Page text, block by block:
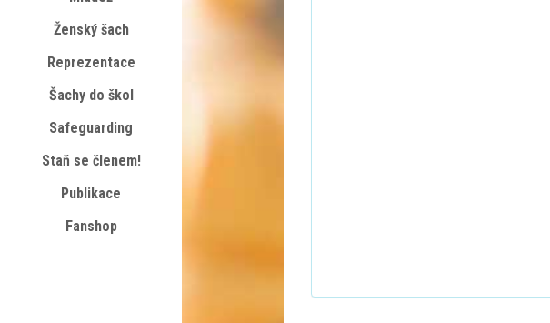
Ženský šach
Reprezentace
Šachy do škol
Safeguarding
Staň se členem!
Publikace
Fanshop